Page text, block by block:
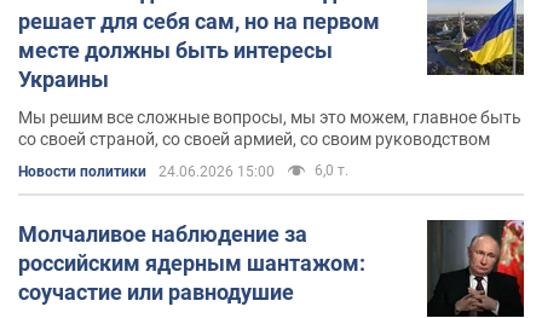
решает для себя сам, но на первом
месте должны быть интересы
Украины
Мы решим все сложные вопросы, мы это можем, главное быть
со своей страной, со своей армией, со своим руководством
Новости политики 24.06.2026 15:00 6,0 т.
Молчаливое наблюдение за
российским ядерным шантажом:
соучастие или равнодушие